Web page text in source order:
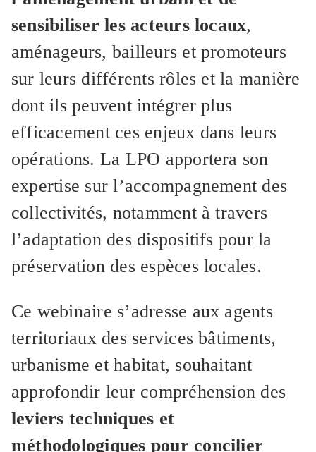
sensibiliser les acteurs locaux,
aménageurs, bailleurs et promoteurs
sur leurs différents rôles et la manière
dont ils peuvent intégrer plus
efficacement ces enjeux dans leurs
opérations. La LPO apportera son
expertise sur l’accompagnement des
collectivités, notamment à travers
l’adaptation des dispositifs pour la
préservation des espèces locales.
Ce webinaire s’adresse aux agents
territoriaux des services bâtiments,
urbanisme et habitat, souhaitant
approfondir leur compréhension des
leviers techniques et
méthodologiques pour concilier